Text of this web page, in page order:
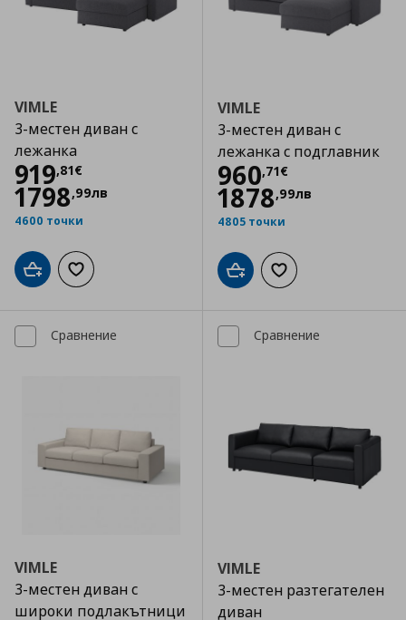
VIMLE
3-местен диван с
лежанка
919,81€
Цена
1798,99лв
4600 точки
Добави в кошницата
Добави към списъка с любими
VIMLE
3-местен диван с
лежанка с подглавник
960,71€
Цена
1878,99лв
4805 точки
Добави в кошницата
Добави към
Сравнение
VIMLE
3-местен диван с
широки подлакътници
Сравнение
VIMLE
3-местен разтегателен
диван